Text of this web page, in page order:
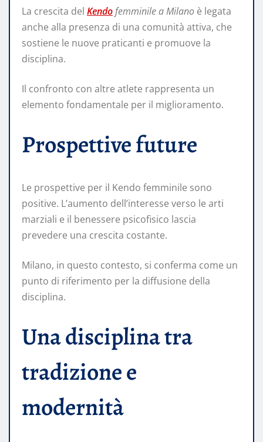
La crescita del Kendofemminile a Milano è legata
anche alla presenza di una comunità attiva, che
sostiene le nuove praticanti e promuove la
disciplina.
Il confronto con altre atlete rappresenta un
elemento fondamentale per il miglioramento.
Prospettive future
Le prospettive per il Kendo femminile sono
positive. L’aumento dell’interesse verso le arti
marziali e il benessere psicofisico lascia
prevedere una crescita costante.
Milano, in questo contesto, si conferma come un
punto di riferimento per la diffusione della
disciplina.
Una disciplina tra
tradizione e
modernità